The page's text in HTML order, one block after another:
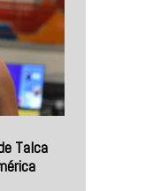
Talca